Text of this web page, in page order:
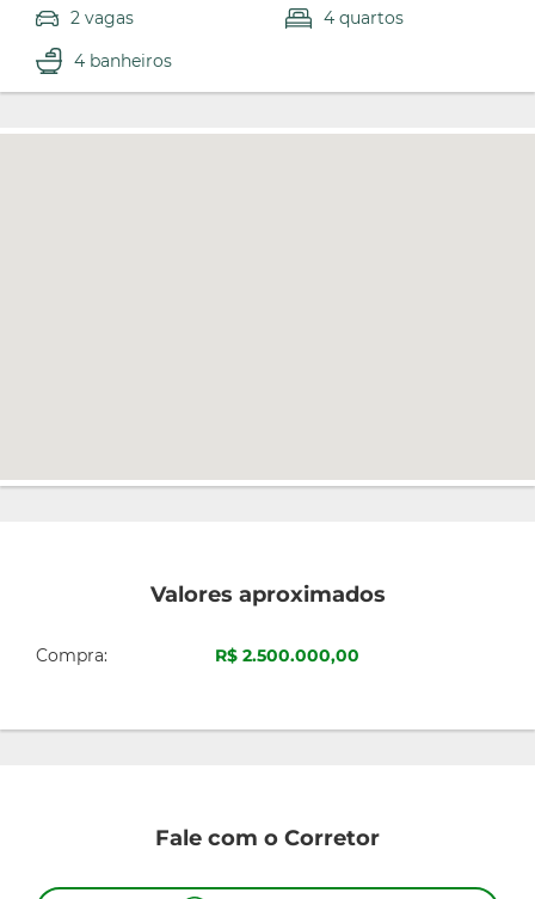
2 vagas
4 quartos
4 banheiros
Valores aproximados
Compra: R$ 2.500.000,00
Fale com o Corretor